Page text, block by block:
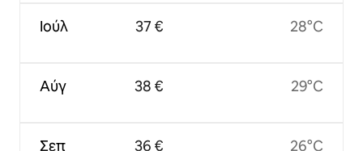
Ιούλ
Αύγ
Σεπ
37 €
38 €
36 €
28°C
29°C
26°C